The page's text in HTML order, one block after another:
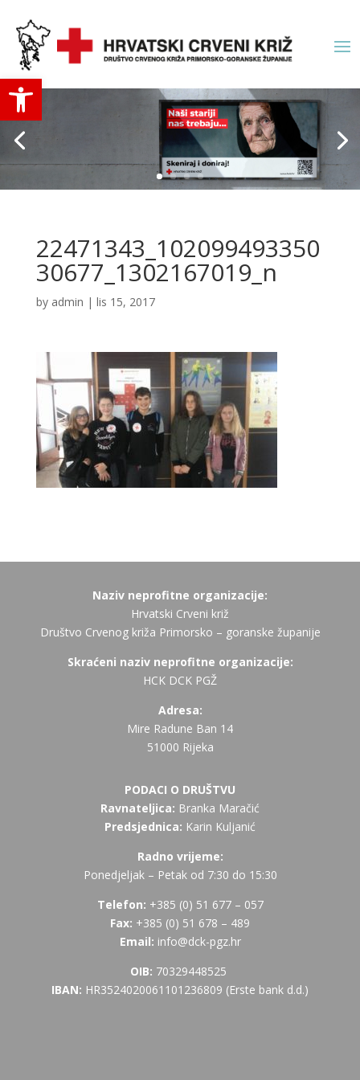
Open toolbar
22471343_102099493350
30677_1302167019_n
by admin | lis 15, 2017
Naziv neprofitne organizacije:
Hrvatski Crveni križ
Društvo Crvenog križa Primorsko – goranske županije
Skraćeni naziv neprofitne organizacije:
HCK DCK PGŽ
Adresa:
Mire Radune Ban 14
51000 Rijeka
PODACI O DRUŠTVU
Ravnateljica: Branka Maračić
Predsjednica: Karin Kuljanić
Radno vrijeme:
Ponedjeljak – Petak od 7:30 do 15:30
Telefon: +385 (0) 51 677 – 057
Fax: +385 (0) 51 678 – 489
Email: info@dck-pgz.hr
OIB: 70329448525
IBAN: HR3524020061101236809 (Erste bank d.d.)